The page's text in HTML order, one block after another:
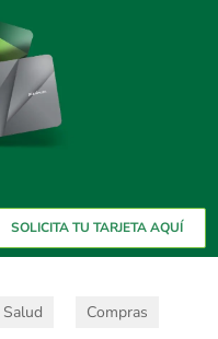
SOLICITA TU TARJETA AQUÍ
Salud Compras